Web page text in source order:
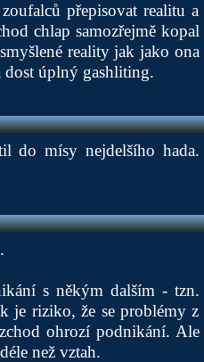
přepisovat realitu a
chlap samozřejmě kopal
reality jak jako ona
dost úplný gashliting.
do mísy nejdelšího hada.
s někým dalším - tzn.
je riziko, že se problémy z
ohrozí podnikání. Ale
než vztah.